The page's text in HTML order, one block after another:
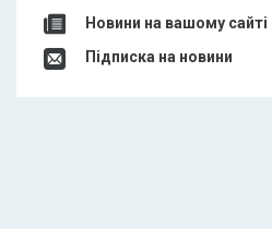
Новини на вашому сайті
Підписка на новини